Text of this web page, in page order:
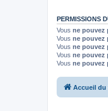
PERMISSIONS
Vous ne pouvez
Vous ne pouvez
Vous ne pouvez
Vous ne pouvez
Vous ne pouvez
Accueil du